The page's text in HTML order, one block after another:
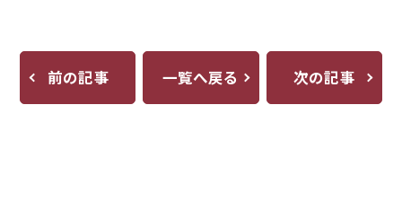
前の記事 一覧へ戻る 次の記事